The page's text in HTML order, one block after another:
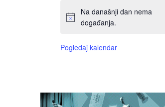
Na današnji dan nema
događanja.
Pogledaj kalendar